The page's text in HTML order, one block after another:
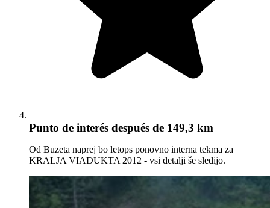
Punto de interés después de 149,3 km
Od Buzeta naprej bo letops ponovno interna tekma za
KRALJA VIADUKTA 2012 - vsi detalji še sledijo.